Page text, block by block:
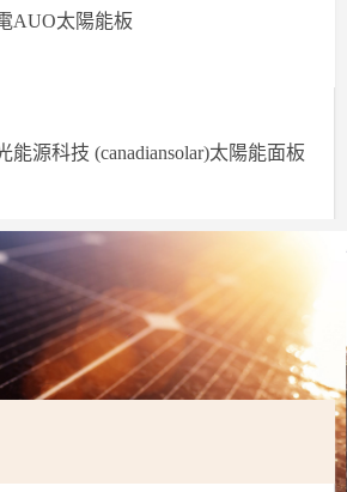
AUO太陽能板
能源科技 (canadiansolar)太陽能面板